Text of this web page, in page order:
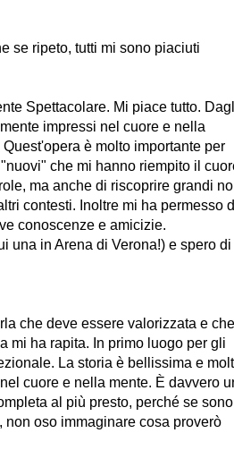
se ripeto, tutti mi sono piaciuti
Spettacolare. Mi piace tutto.
impressi nel cuore e nella
è molto importante per
che mi hanno riempito il
ma anche di riscoprire grandi
contesti. Inoltre mi ha permesso
conoscenze e amicizie.
una in Arena di Verona!) e spero di
che deve essere valorizzata e che
mi ha rapita. In primo luogo per gli
La storia è bellissima e
cuore e nella mente. È davvero
al più presto, perché se sono
oso immaginare cosa proverò